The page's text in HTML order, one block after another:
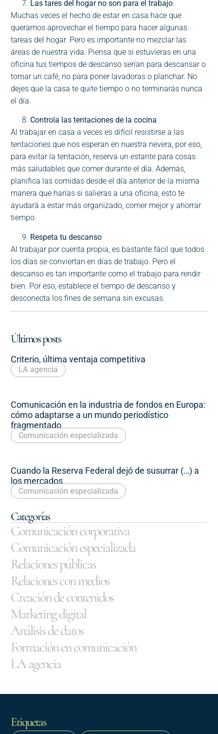
Las tares del hogar no son para el trabajo
Muchas veces el hecho de estar en casa hace que
queramos aprovechar el tiempo para hacer algunas
tareas del hogar. Pero es importante no mezclar las
áreas de nuestra vida. Piensa que si estuvieras en una
oficina tus tiempos de descanso serían para descansar o
tomar un café, no para poner lavadoras o planchar. No
dejes que la casa te quite tiempo o no terminarás nunca
el día.
Controla las tentaciones de la cocina
Al trabajar en casa a veces es difícil resistirse a las
tentaciones que nos esperan en nuestra nevera, por eso,
para evitar la tentación, reserva un estante para cosas
más saludables que comer durante el día. Además,
planifica las comidas desde el día anterior de la misma
manera que harías si salieras a una oficina, esto te
ayudará a estar más organizado, comer mejor y ahorrar
tiempo.
Respeta tu descanso
Al trabajar por cuenta propia, es bastante fácil que todos
los días se conviertan en días de trabajo. Pero el
descanso es tan importante como el trabajo para rendir
bien. Por eso, establece el tiempo de descanso y
desconecta los fines de semana sin excusas.
Últimos posts
Criterio, última ventaja competitiva
LA agencia
Comunicación en la industria de fondos en Europa:
cómo adaptarse a un mundo periodístico
fragmentado
Comunicación especializada
Cuando la Reserva Federal dejó de susurrar (…) a
los mercados
Comunicación especializada
Categorías
Comunicación corporativa
Comunicación especializada
Relaciones públicas
Relaciones con medios
Creación de contenidos
Marketing digital
Análisis de datos
Formación en comunicación
LA agencia
Etiquetas